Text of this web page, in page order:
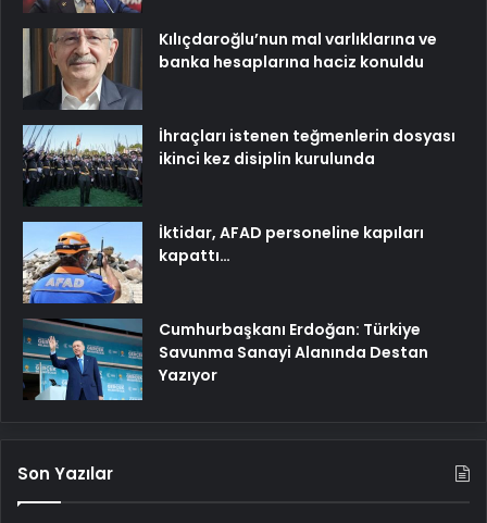
Kılıçdaroğlu’nun mal varlıklarına ve
banka hesaplarına haciz konuldu
İhraçları istenen teğmenlerin dosyası
ikinci kez disiplin kurulunda
İktidar, AFAD personeline kapıları
kapattı…
Cumhurbaşkanı Erdoğan: Türkiye
Savunma Sanayi Alanında Destan
Yazıyor
Son Yazılar